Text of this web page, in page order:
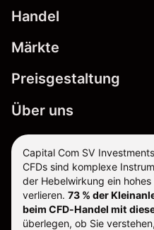
Handel
Märkte
Preisgestaltung
Über uns
Capital Com SV
CFDs sind komplexe
der Hebelwirkung ein
verlieren. 73 % der
beim CFD-Handel mit
überlegen, ob Sie